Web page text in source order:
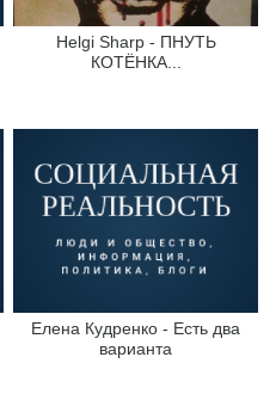
Helgi Sharp - ПНУТЬ
КОТЁНКА...
Елена Кудренко - Есть два
варианта